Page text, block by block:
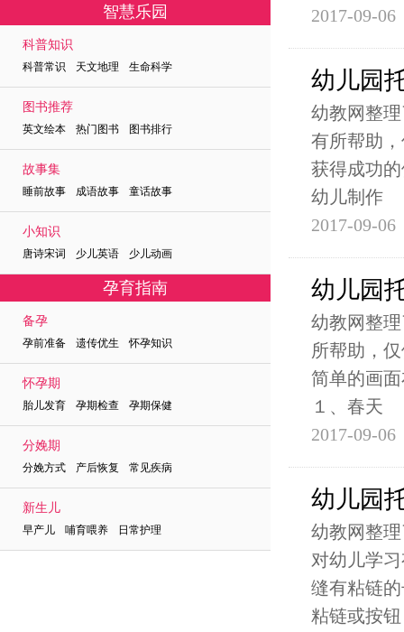
智慧乐园
科普知识
科普常识 天文地理 生命科学
图书推荐
英文绘本 热门图书 图书排行
故事集
睡前故事 成语故事 童话故事
小知识
唐诗宋词 少儿英语 少儿动画
孕育指南
备孕
孕前准备 遗传优生 怀孕知识
怀孕期
胎儿发育 孕期检查 孕期保健
分娩期
分娩方式 产后恢复 常见疾病
新生儿
早产儿 哺育喂养 日常护理
2017-09-06
幼儿园
幼教网整
有所帮助
获得成功
幼儿制作
2017-09-06
幼儿园
幼教网整
所帮助，
简单的画
１、春天
2017-09-06
幼儿园
幼教网整
对幼儿学
缝有粘链
粘链或按钮